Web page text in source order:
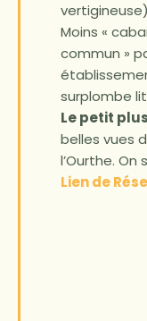
vertigineuse)
Moins «
commun »
surplombe
Le petit
belles vues
l’Ourthe. On
Lien de